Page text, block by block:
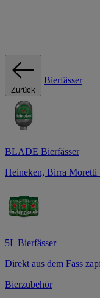
Zurück
Bierfässer
BLADE Bierfässer
Heineken, Birra Moretti
5L Bierfässer
Direkt aus dem Fass
Bierzubehör